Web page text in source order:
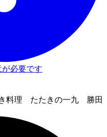
必要です
料理 たたきの一九 勝田